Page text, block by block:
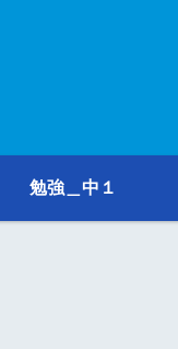
勉強＿中１